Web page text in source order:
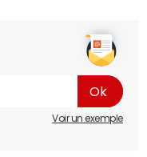
Voir un exemple